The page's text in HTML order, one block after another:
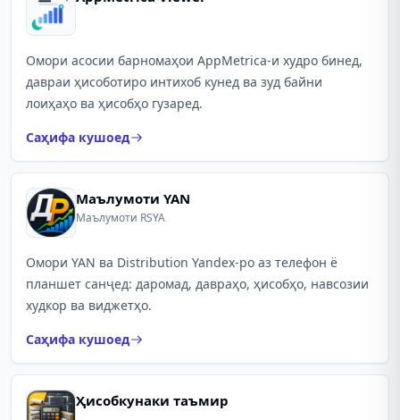
Омори асосии барномаҳои AppMetrica-и худро бинед,
давраи ҳисоботиро интихоб кунед ва зуд байни
лоиҳаҳо ва ҳисобҳо гузаред.
Саҳифа кушоед
Маълумоти YAN
Маълумоти RSYA
Омори YAN ва Distribution Yandex-ро аз телефон ё
планшет санҷед: даромад, давраҳо, ҳисобҳо, навсозии
худкор ва виджетҳо.
Саҳифа кушоед
Ҳисобкунаки таъмир